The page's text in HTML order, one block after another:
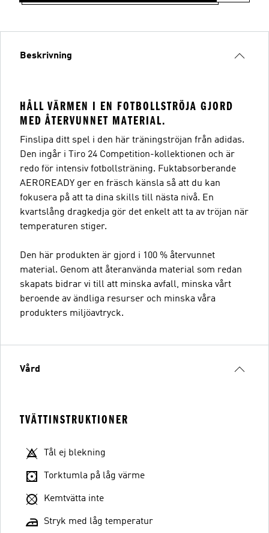
Beskrivning
HÅLL VÄRMEN I EN FOTBOLLSTRÖJA GJORD
MED ÅTERVUNNET MATERIAL.
Finslipa ditt spel i den här träningströjan från adidas.
Den ingår i Tiro 24 Competition-kollektionen och är
redo för intensiv fotbollsträning. Fuktabsorberande
AEROREADY ger en fräsch känsla så att du kan
fokusera på att ta dina skills till nästa nivå. En
kvartslång dragkedja gör det enkelt att ta av tröjan när
temperaturen stiger.
Den här produkten är gjord i 100 % återvunnet
material. Genom att återanvända material som redan
skapats bidrar vi till att minska avfall, minska vårt
beroende av ändliga resurser och minska våra
produkters miljöavtryck.
Vård
TVÄTTINSTRUKTIONER
Tål ej blekning
Torktumla på låg värme
Kemtvätta inte
Stryk med låg temperatur